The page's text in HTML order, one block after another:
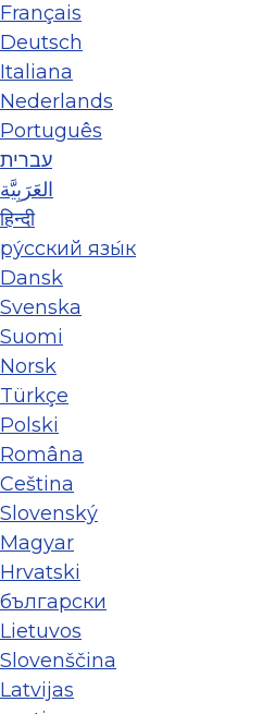
Français
Deutsch
Italiana
Nederlands
Português
עברית
العَرَبِيَّة
हिन्दी
ру́сский язы́к
Dansk
Svenska
Suomi
Norsk
Türkçe
Polski
Româna
Ceština
Slovenský
Magyar
Hrvatski
български
Lietuvos
Slovenščina
Latvijas